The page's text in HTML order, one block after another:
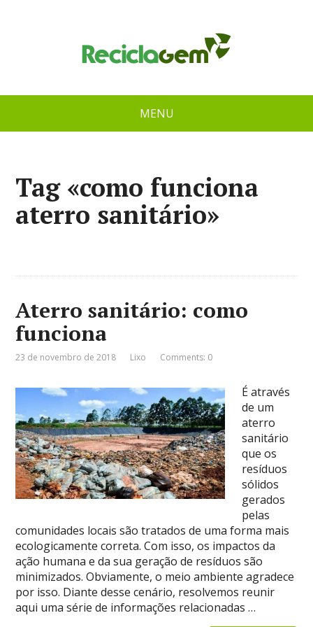
MENU
Tag «como funciona
aterro sanitário»
Aterro sanitário: como
funciona
23 de novembro de 2018 Lixo Comments: 0
É através
de um
aterro
sanitário
que os
resíduos
sólidos
gerados
pelas
comunidades locais são tratados de uma forma mais
ecologicamente correta. Com isso, os impactos da
ação humana e da sua geração de resíduos são
minimizados. Obviamente, o meio ambiente agradece
por isso. Diante desse cenário, resolvemos reunir
aqui uma série de informações relacionadas …